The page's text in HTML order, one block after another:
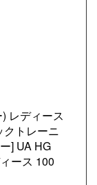
レディース
クトレーニ
] UA HG
ース 100